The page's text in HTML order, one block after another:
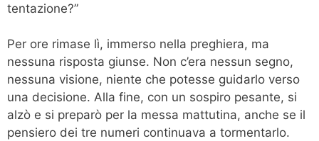
tentazione?”
Per ore rimase lì, immerso nella preghiera, ma
nessuna risposta giunse. Non c’era nessun segno,
nessuna visione, niente che potesse guidarlo verso
una decisione. Alla fine, con un sospiro pesante, si
alzò e si preparò per la messa mattutina, anche se il
pensiero dei tre numeri continuava a tormentarlo.